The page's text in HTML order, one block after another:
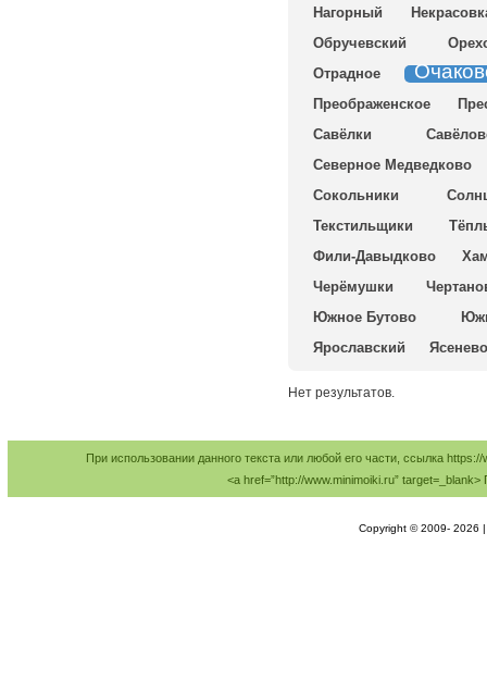
Нагорный
Обручевский
Отрадное
Преображенское
Савёлки
Северное Медведково
Сокольники
Текстильщики
Фили-Давыдково
Черёмушки
Южное Бутово
Ярославский
Ясенево
Нет результатов.
При использовании данного текста или любой его части, ссылка
<a href=”http://www.minimoiki.ru”
Copyright © 2009- 2026